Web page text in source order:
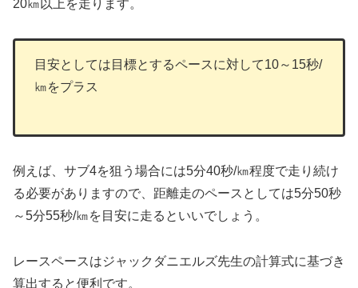
20㎞以上を走ります。
目安としては目標とするペースに対して10～15秒/
㎞をプラス
例えば、サブ4を狙う場合には5分40秒/㎞程度で走り続け
る必要がありますので、距離走のペースとしては5分50秒
～5分55秒/㎞を目安に走るといいでしょう。
レースペースはジャックダニエルズ先生の計算式に基づき
算出すると便利です。